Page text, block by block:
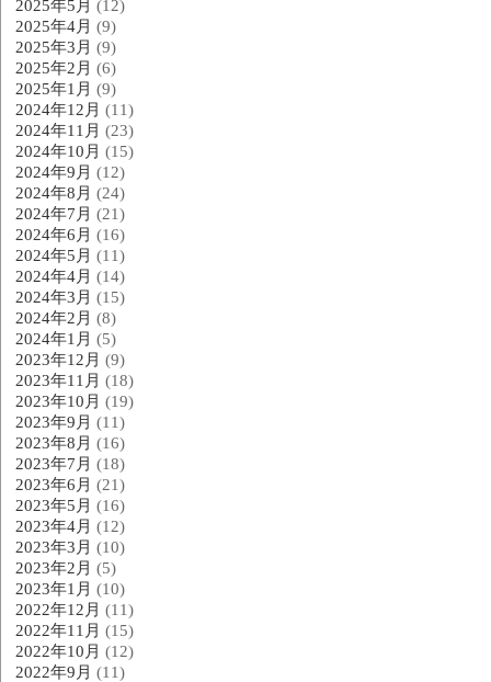
2025年5月 (12)
2025年4月 (9)
2025年3月 (9)
2025年2月 (6)
2025年1月 (9)
2024年12月 (11)
2024年11月 (23)
2024年10月 (15)
2024年9月 (12)
2024年8月 (24)
2024年7月 (21)
2024年6月 (16)
2024年5月 (11)
2024年4月 (14)
2024年3月 (15)
2024年2月 (8)
2024年1月 (5)
2023年12月 (9)
2023年11月 (18)
2023年10月 (19)
2023年9月 (11)
2023年8月 (16)
2023年7月 (18)
2023年6月 (21)
2023年5月 (16)
2023年4月 (12)
2023年3月 (10)
2023年2月 (5)
2023年1月 (10)
2022年12月 (11)
2022年11月 (15)
2022年10月 (12)
2022年9月 (11)